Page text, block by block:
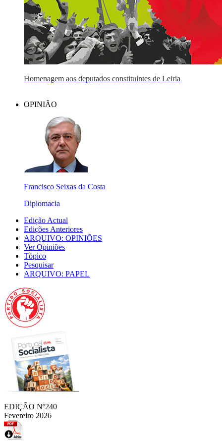
Homenagem aos deputados constituintes de Leiria
OPINIÃO
Francisco Seixas da Costa
Diplomacia
Edição Actual
Edições Anteriores
ARQUIVO: OPINIÕES
Ver Opiniões
Tópico
Pesquisar
ARQUIVO: PAPEL
EDIÇÃO Nº240
Fevereiro 2026